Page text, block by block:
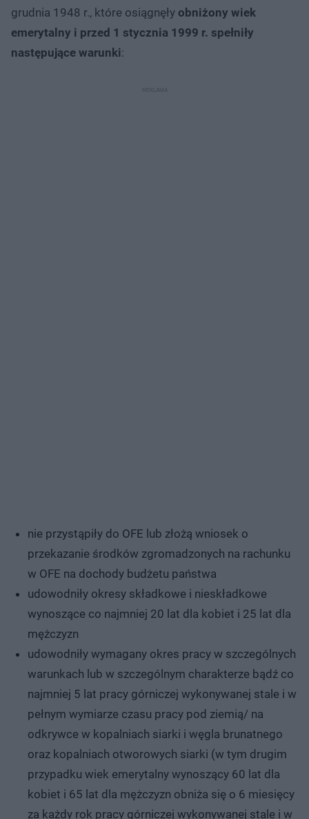
grudnia 1948 r., które osiągnęły obniżony wiek
emerytalny i przed 1 stycznia 1999 r. spełniły
następujące warunki:
nie przystąpiły do OFE lub złożą wniosek o
przekazanie środków zgromadzonych na rachunku
w OFE na dochody budżetu państwa
udowodniły okresy składkowe i nieskładkowe
wynoszące co najmniej 20 lat dla kobiet i 25 lat dla
mężczyzn
udowodniły wymagany okres pracy w szczególnych
warunkach lub w szczególnym charakterze bądź co
najmniej 5 lat pracy górniczej wykonywanej stale i w
pełnym wymiarze czasu pracy pod ziemią/ na
odkrywce w kopalniach siarki i węgla brunatnego
oraz kopalniach otworowych siarki (w tym drugim
przypadku wiek emerytalny wynoszący 60 lat dla
kobiet i 65 lat dla mężczyzn obniża się o 6 miesięcy
za każdy rok pracy górniczej wykonywanej stale i w